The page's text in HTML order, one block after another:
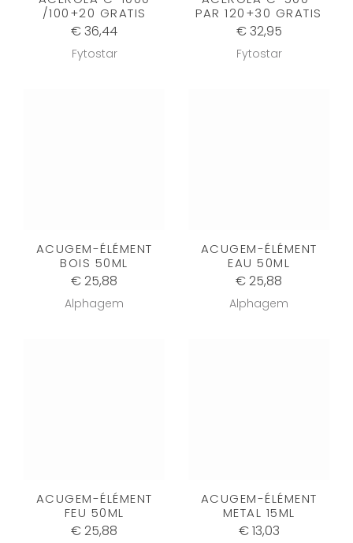
/100+20 GRATIS
€ 36,44
Fytostar
PAR 120+30 GRATIS
€ 32,95
Fytostar
ACUGEM-ÉLÉMENT
BOIS 50ML
€ 25,88
Alphagem
ACUGEM-ÉLÉMENT
EAU 50ML
€ 25,88
Alphagem
ACUGEM-ÉLÉMENT
FEU 50ML
€ 25,88
ACUGEM-ÉLÉMENT
METAL 15ML
€ 13,03